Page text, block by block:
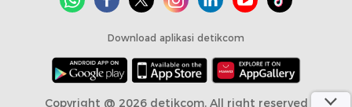
Download aplikasi detikcom
Copyright @ 2026 detikcom, All right reserved